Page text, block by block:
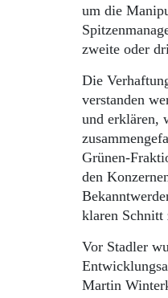
um die
zweite oder
Die
verstanden
und erklären,
Grünen-
den
klaren Schnitt
Vor Stadler
Martin